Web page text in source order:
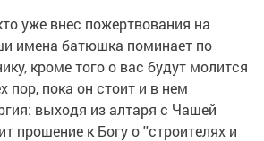
уже внес пожертвования на
имена батюшка поминает по
кроме того о вас будут молится
пор, пока он стоит и в нем
выходя из алтаря с Чашей
прошение к Богу о ''строителях и